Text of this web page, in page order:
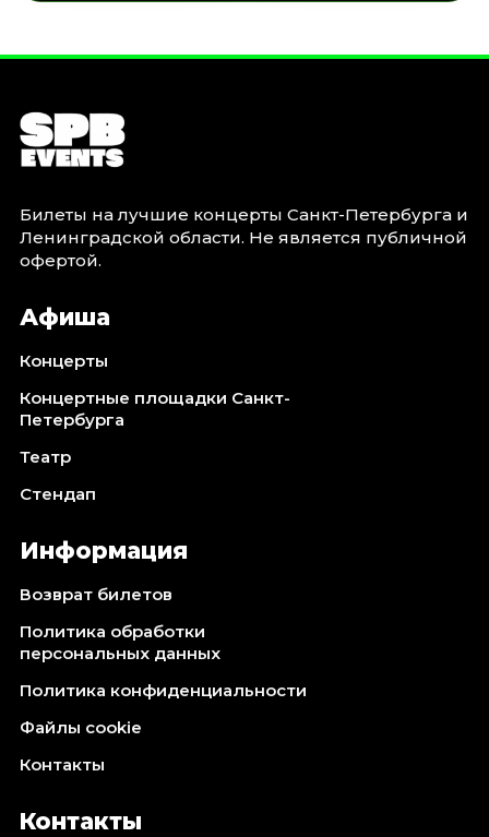
Билеты на лучшие концерты Санкт-Петербурга и
Ленинградской области. Не является публичной
офертой.
Афиша
Концерты
Концертные площадки Санкт-
Петербурга
Театр
Стендап
Информация
Возврат билетов
Политика обработки
персональных данных
Политика конфиденциальности
Файлы cookie
Контакты
Контакты